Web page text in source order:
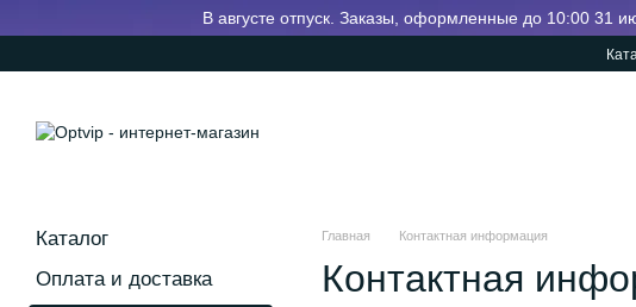
Перейти к основному контентуВ августе отпуск. Заказы, оформленные до 10:00 31
Главная Контактная информация
Контактная
Каталог
Оплата и доставка